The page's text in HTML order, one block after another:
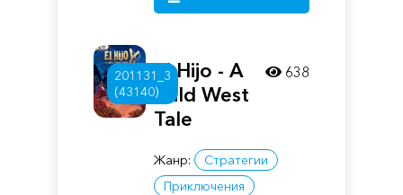
201131_3
(43140)
El Hijo - A
Wild West
Tale
Жанр:
Стратегии
Приключения
638